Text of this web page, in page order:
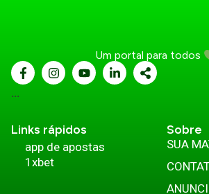
Um portal para todos
...
Links rápidos
app de apostas
1xbet
Sobre
SUA